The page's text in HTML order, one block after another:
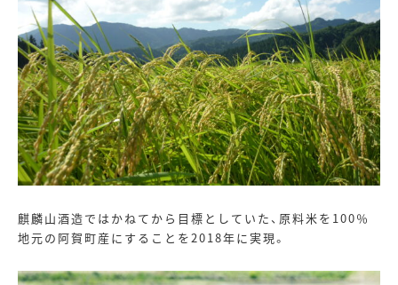
麒麟山酒造ではかねてから目標としていた、原料米を 100％
地元の阿賀町産にすることを2018年に実現。